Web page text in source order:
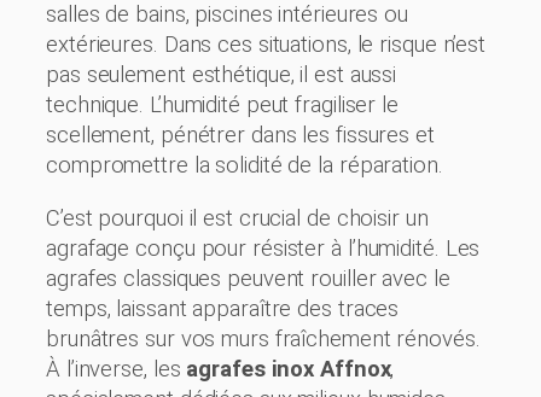
salles de bains, piscines intérieures ou
extérieures. Dans ces situations, le risque n’est
pas seulement esthétique, il est aussi
technique. L’humidité peut fragiliser le
scellement, pénétrer dans les fissures et
compromettre la solidité de la réparation.
C’est pourquoi il est crucial de choisir un
agrafage conçu pour résister à l’humidité. Les
agrafes classiques peuvent rouiller avec le
temps, laissant apparaître des traces
brunâtres sur vos murs fraîchement rénovés.
À l’inverse, les agrafes inox Affnox,